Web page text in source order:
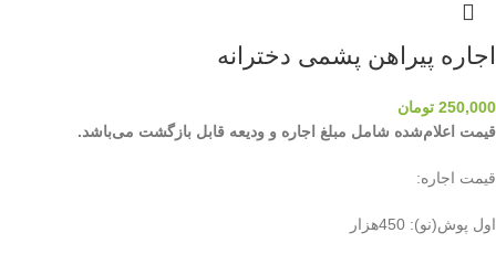
اجاره پیراهن پشمی دخترانه
250,000 تومان
قیمت اعلام‌شده شامل مبلغ اجاره و ودیعه قابل بازگشت می‌باشد.
قیمت اجاره:
اول پوش(نو): 450هزار